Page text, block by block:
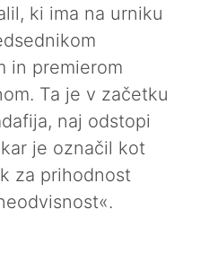
ki ima na urniku
in premierom
Ta je v začetku
naj odstopi
je označil kot
za prihodnost